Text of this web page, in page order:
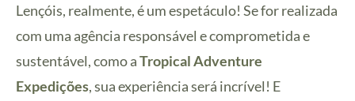
Lençóis, realmente, é um espetáculo! Se for realizada
com uma agência responsável e comprometida e
sustentável, como aTropical Adventure
Expedições, sua experiência será incrível! E